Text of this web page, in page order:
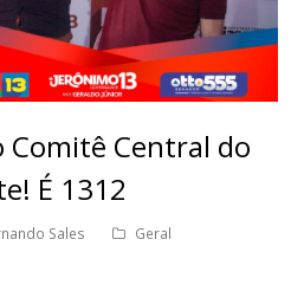
Comitê Central do
É 1312
Sales
Geral